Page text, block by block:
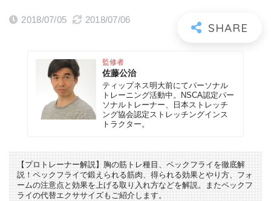
2018/07/05 2018/07/06
監修者
佐藤公治
ティップネス明大前にてパーソナル
トレーニング活動中。NSCA認定パー
ソナルトレーナー、日本ストレッチ
ング協会認定ストレッチングインス
トラクター。
【プロトレーナー解説】胸の筋トレ種目、ペックフライを徹底解
説！ペックフライで鍛えられる筋肉、得られる効果とやり方、フォ
ームの注意点と効果を上げる取り入れ方などを解説。またペックフ
ライの代替エクササイズもご紹介します。